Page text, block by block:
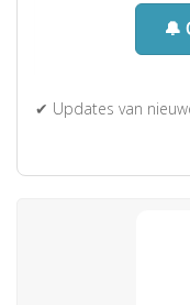
🔔
✔ Updates van